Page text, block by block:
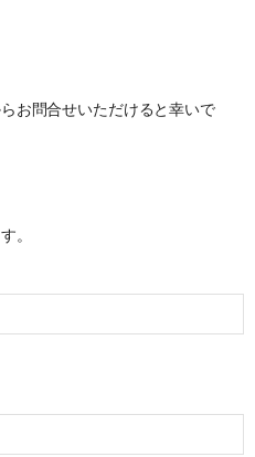
お問合せいただけると幸いで
。